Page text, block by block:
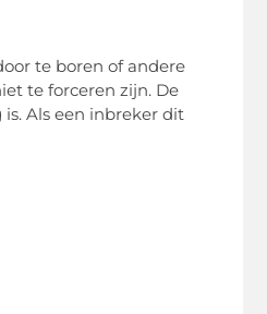
te boren of andere
te forceren zijn. De
Als een inbreker dit